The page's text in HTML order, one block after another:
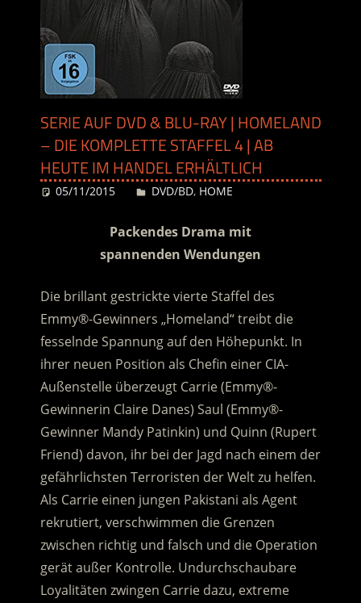
SERIE AUF DVD & BLU-RAY | HOMELAND
– DIE KOMPLETTE STAFFEL 4 | AB
HEUTE IM HANDEL ERHÄLTLICH
05/11/2015 Desiree
DVD/BD, HOME
Packendes Drama mit
spannenden Wendungen
Die brillant gestrickte vierte Staffel des
Emmy®-Gewinners „Homeland“ treibt die
fesselnde Spannung auf den Höhepunkt. In
ihrer neuen Position als Chefin einer CIA-
Außenstelle überzeugt Carrie (Emmy®-
Gewinnerin Claire Danes) Saul (Emmy®-
Gewinner Mandy Patinkin) und Quinn (Rupert
Friend) davon, ihr bei der Jagd nach einem der
gefährlichsten Terroristen der Welt zu helfen.
Als Carrie einen jungen Pakistani als Agent
rekrutiert, verschwimmen die Grenzen
zwischen richtig und falsch und die Operation
gerät außer Kontrolle. Undurchschaubare
Loyalitäten zwingen Carrie dazu, extreme